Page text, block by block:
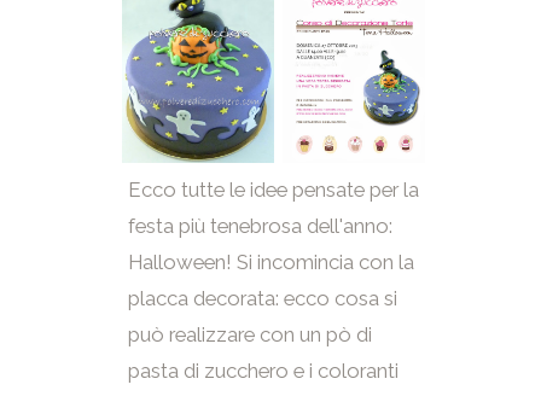
Ecco tutte le idee pensate per la
festa più tenebrosa dell'anno:
Halloween! Si incomincia con la
placca decorata: ecco cosa si
può realizzare con un pò di
pasta di zucchero e i coloranti